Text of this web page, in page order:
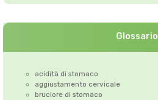
Glossario
acidità di stomaco
aggiustamento cervicale
bruciore di stomaco